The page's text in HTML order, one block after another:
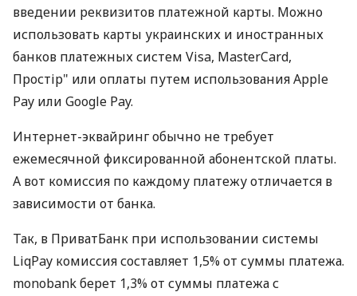
введении реквизитов платежной карты. Можно
использовать карты украинских и иностранных
банков платежных систем Visa, MasterCard,
Простір" или оплаты путем использования Apple
Pay или Google Pay.
Интернет-эквайринг обычно не требует
ежемесячной фиксированной абонентской платы.
А вот комиссия по каждому платежу отличается в
зависимости от банка.
Так, в ПриватБанк при использовании системы
LiqPay комиссия составляет 1,5% от суммы платежа.
monobank берет 1,3% от суммы платежа с